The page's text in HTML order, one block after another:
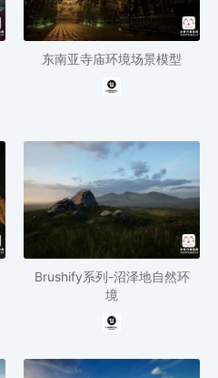
东南亚寺庙环境场景模型
Brushify系列-沼泽地自然环
境